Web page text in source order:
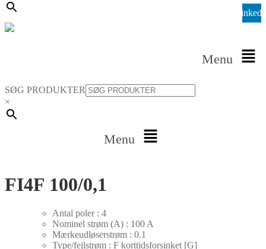
Menu
SØG PRODUKTER
×
Menu
FI4F 100/0,1
Antal poler : 4
Nominel strøm (A) : 100 A
Mærkeudløserstrøm : 0.1
Type/fejlstrøm : F korttidsforsinket [G]